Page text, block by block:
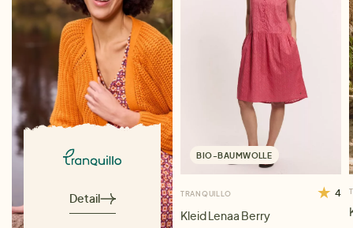
Detail
BIO-BAUMWOLLE
TRANQUILLO 4
Kleid Lenaa Berry